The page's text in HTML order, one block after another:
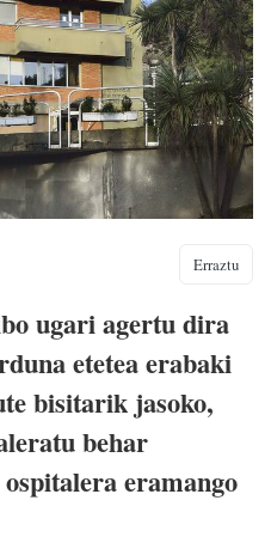
Erraztu
ugari agertu dira
etetea erabaki
bisitarik jasoko,
behar
eramango